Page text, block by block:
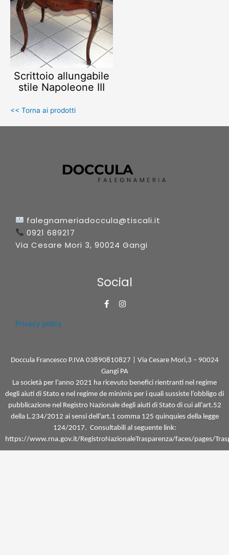
Scrittoio allungabile
stile Napoleone III
<< Torna ai prodotti
falegnameriadoccula@tiscali.it
0921 689217
Via Cesare Mori 3, 90024 Gangi
Social
F
a
k
-
f
I
a
m
Privacy policy
Doccula Francesco P.IVA 03890810827 | Via Cesare Mori,3 – 90024
Gangi PA
La società per l’anno 2021 ha ricevuto benefici rientranti nel regime
degli aiuti di Stato e nel regime de minimis per i quali sussiste l’obbligo di
pubblicazione nel Registro Nazionale degli aiuti di Stato di cui all’art.52
della L.234/2012 ai sensi dell’art.1 comma 125 quinquies della legge
124/2017. Consultabili al seguente link:
https://www.rna.gov.it/RegistroNazionaleTrasparenza/faces/pages/